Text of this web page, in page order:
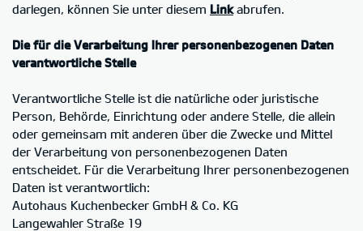
darlegen, können Sie unter diesem Linkabrufen.
Die für die Verarbeitung Ihrer personenbezogenen Daten
verantwortliche Stelle
Verantwortliche Stelle ist die natürliche oder juristische
Person, Behörde, Einrichtung oder andere Stelle, die allein
oder gemeinsam mit anderen über die Zwecke und Mittel
der Verarbeitung von personenbezogenen Daten
entscheidet. Für die Verarbeitung Ihrer personenbezogenen
Daten ist verantwortlich:
Autohaus Kuchenbecker GmbH & Co. KG
Langewahler Straße 19